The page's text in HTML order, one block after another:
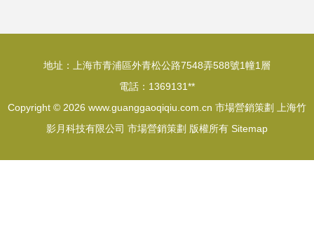
地址：上海市青浦區外青松公路7548弄588號1幢1層
電話：1369131**
Copyright © 2026 www.guanggaoqiqiu.com.cn 市場營銷策劃
上海竹
影月科技有限公司 市場營銷策劃 版權所有 Sitemap